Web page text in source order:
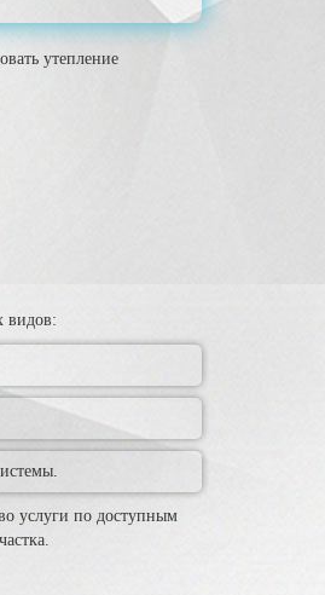
утепление
видов:
услуги по доступным